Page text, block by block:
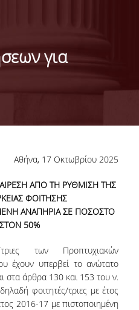
DEPARTMENT
MEMBERS
για
Αθήνα, 17 Οκτωβρίου 2025
ΑΠΟ ΤΗ ΡΥΘΜΙΣΗ ΤΗΣ
ΦΟΙΤΗΣΗΣ
ΑΝΑΠΗΡΙΑ ΣΕ ΠΟΣΟΣΤΟ
50%
των Προπτυχιακών
έχουν υπερβεί το ανώτατο
στα άρθρα 130 και 153 του ν.
φοιτητές/τριες με έτος
2016-17 με πιστοποιημένη